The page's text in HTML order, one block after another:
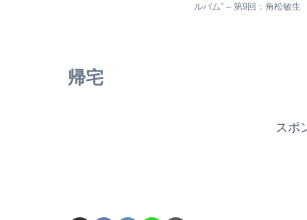
ルバム” – 第9回：角松敏
帰宅
スポ